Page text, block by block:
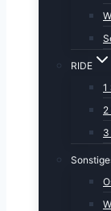
RIDE
1
2
3